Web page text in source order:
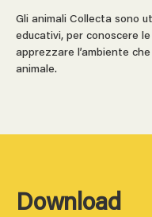
Gli animali Collecta sono
educativi, per conoscere
apprezzare l’ambiente
animale.
Download